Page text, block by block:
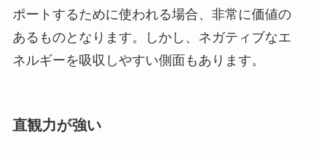
ポートするために使われる場合、非常に価値の
あるものとなります。しかし、ネガティブなエ
ネルギーを吸収しやすい側面もあります。
直観力が強い